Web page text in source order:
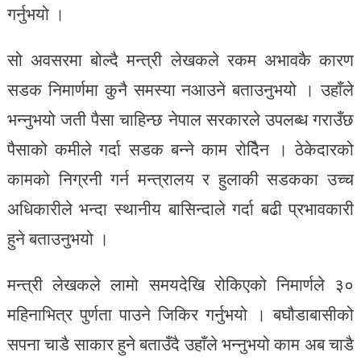
गर्नुभयो ।
सो अवसरमा बोल्दै मन्त्री लेखकले रकम अभावकै कारण
सडक निमार्णमा कुनै समस्या नआउने बताउनुभयो । उहाँले
भन्नुभयो जती पैसा चाहिन्छ नेपाल सरकारले उपलब्ध गराउँछ
पैसाको कमीले गर्दा सडक बन्ने काम रोदिैन । ठेकेदारको
कामको निग्रनी गर्न मन्त्रालय र हुलाकी सडकका उच्च
अधिकारीले भन्दा स्थानीय बासिन्दाले गर्दा बढी प्रभावकारी
हुने बताउनुभयो ।
मन्त्री लेखकले लामो समयदेखि रोकिएको निमार्णले ३०
महिनाभित्र पुर्णता पाउने जिकिर गर्नुभयो । बघौडाबासीको
सपना चाडै साकार हुने बताउँदै उहाँले भन्नुभयो काम अब चाडै